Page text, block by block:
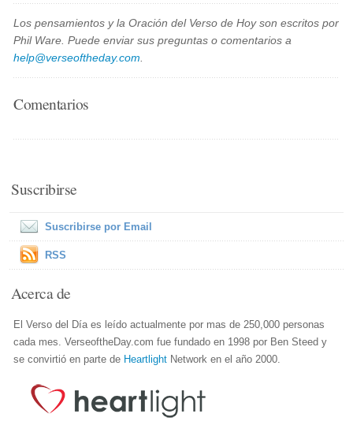
Los pensamientos y la Oración del Verso de Hoy son escritos por
Phil Ware. Puede enviar sus preguntas o comentarios a
help@verseoftheday.com
Comentarios
Suscribirse
Suscribirse por Email
RSS
Acerca de
El Verso del Día es leído actualmente por mas de 250,000 personas
cada mes. VerseoftheDay.com fue fundado en 1998 por Ben Steed y
se convirtió en parte de Heartlight Network en el año 2000.